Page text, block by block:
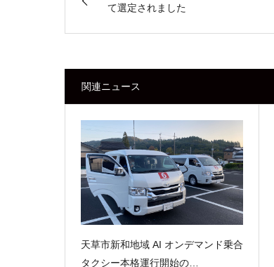
て選定されました
関連ニュース
天草市新和地域 AI オンデマンド乗合
タクシー本格運行開始の…